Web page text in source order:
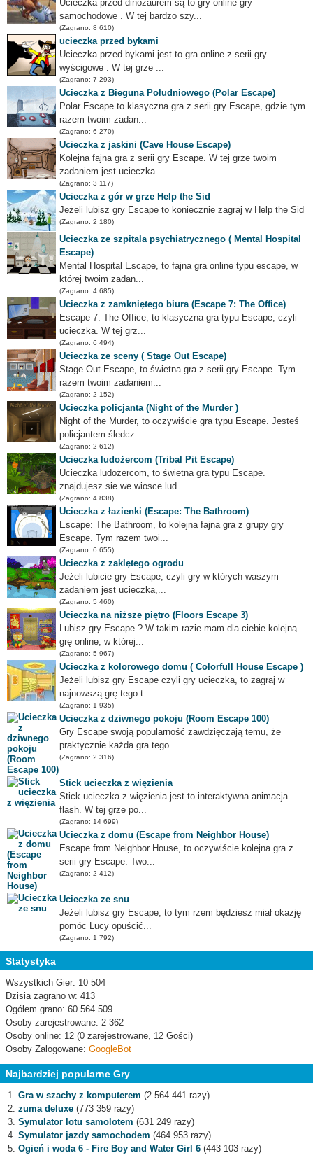
Ucieczka przed dinozaurem są to gry online gry
samochodowe . W tej bardzo szy...
(Zagrano: 8 610)
ucieczka przed bykami
Ucieczka przed bykami jest to gra online z serii gry
wyścigowe . W tej grze ...
(Zagrano: 7 293)
Ucieczka z Bieguna Południowego (Polar Escape)
Polar Escape to klasyczna gra z serii gry Escape, gdzie tym
razem twoim zadan...
(Zagrano: 6 270)
Ucieczka z jaskini (Cave House Escape)
Kolejna fajna gra z serii gry Escape. W tej grze twoim
zadaniem jest ucieczka...
(Zagrano: 3 117)
Ucieczka z gór w grze Help the Sid
Jeżeli lubisz gry Escape to koniecznie zagraj w Help the Sid
(Zagrano: 2 180)
Ucieczka ze szpitala psychiatrycznego ( Mental Hospital
Escape)
Mental Hospital Escape, to fajna gra online typu escape, w
której twoim zadan...
(Zagrano: 4 685)
Ucieczka z zamkniętego biura (Escape 7: The Office)
Escape 7: The Office, to klasyczna gra typu Escape, czyli
ucieczka. W tej grz...
(Zagrano: 6 494)
Ucieczka ze sceny ( Stage Out Escape)
Stage Out Escape, to świetna gra z serii gry Escape. Tym
razem twoim zadaniem...
(Zagrano: 2 152)
Ucieczka policjanta (Night of the Murder )
Night of the Murder, to oczywiście gra typu Escape. Jesteś
policjantem śledcz...
(Zagrano: 2 612)
Ucieczka ludożercom (Tribal Pit Escape)
Ucieczka ludożercom, to świetna gra typu Escape.
znajdujesz sie we wiosce lud...
(Zagrano: 4 838)
Ucieczka z łazienki (Escape: The Bathroom)
Escape: The Bathroom, to kolejna fajna gra z grupy gry
Escape. Tym razem twoi...
(Zagrano: 6 655)
Ucieczka z zaklętego ogrodu
Jeżeli lubicie gry Escape, czyli gry w których waszym
zadaniem jest ucieczka,...
(Zagrano: 5 460)
Ucieczka na niższe piętro (Floors Escape 3)
Lubisz gry Escape ? W takim razie mam dla ciebie kolejną
grę online, w której...
(Zagrano: 5 967)
Ucieczka z kolorowego domu ( Colorfull House Escape )
Jeżeli lubisz gry Escape czyli gry ucieczka, to zagraj w
najnowszą grę tego t...
(Zagrano: 1 935)
Ucieczka z dziwnego pokoju (Room Escape 100)
Gry Escape swoją popularność zawdzięczają temu, że
praktycznie każda gra tego...
(Zagrano: 2 316)
Stick ucieczka z więzienia
Stick ucieczka z więzienia jest to interaktywna animacja
flash. W tej grze po...
(Zagrano: 14 699)
Ucieczka z domu (Escape from Neighbor House)
Escape from Neighbor House, to oczywiście kolejna gra z
serii gry Escape. Two...
(Zagrano: 2 412)
Ucieczka ze snu
Jeżeli lubisz gry Escape, to tym rzem będziesz miał okazję
pomóc Lucy opuścić...
(Zagrano: 1 792)
Statystyka
Wszystkich Gier: 10 504
Dzisia zagrano w: 413
Ogółem grano: 60 564 509
Osoby zarejestrowane: 2 362
Osoby online: 12 (0 zarejestrowane, 12 Gości)
Osoby Zalogowane: GoogleBot
Najbardziej popularne Gry
Gra w szachy z komputerem (2 564 441 razy)
zuma deluxe (773 359 razy)
Symulator lotu samolotem (631 249 razy)
Symulator jazdy samochodem (464 953 razy)
Ogień i woda 6 - Fire Boy and Water Girl 6 (443 103 razy)